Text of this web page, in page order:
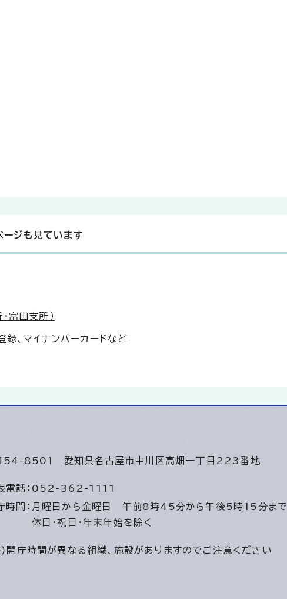
ージも見ています
富田支所）
録、マイナンバーカードなど
8501 愛知県名古屋市中川区高畑一丁目223番地
電話： 052-362-1111
時間： 月曜日から金曜日 午前8時45分から午後5時15分まで
休日・祝日・年末年始を除く
開庁時間が異なる組織、施設がありますのでご注意ください